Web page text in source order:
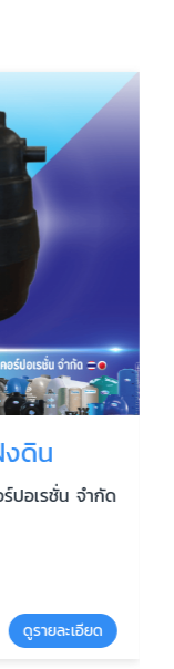
ดิน
ปอเรชั่น จำกัด
ดูรายละเอียด